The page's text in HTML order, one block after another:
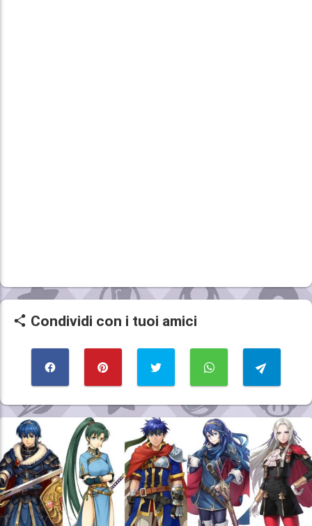
Condividi con i tuoi amici